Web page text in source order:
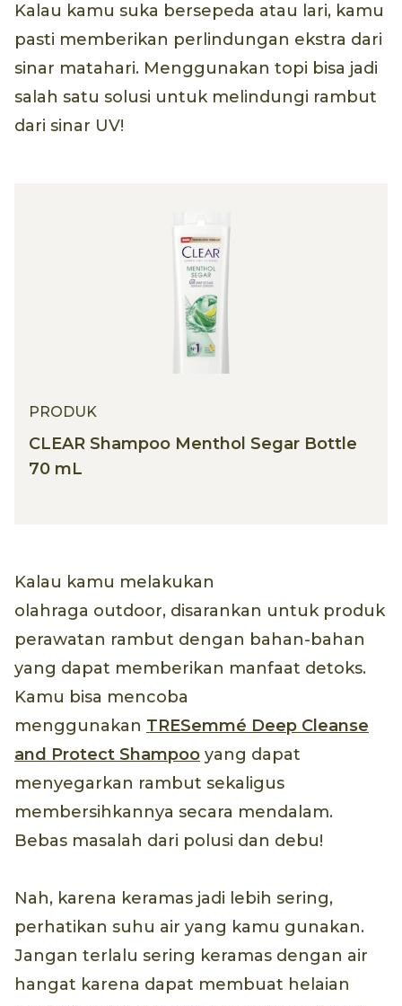
Kalau kamu suka bersepeda atau lari, kamu
pasti memberikan perlindungan ekstra dari
sinar matahari. Menggunakan topi bisa jadi
salah satu solusi untuk melindungi rambut
dari sinar UV!
PRODUK
CLEAR Shampoo Menthol Segar Bottle
70 mL
Kalau kamu melakukan
olahraga outdoor, disarankan untuk produk
perawatan rambut dengan bahan-bahan
yang dapat memberikan manfaat detoks.
Kamu bisa mencoba
menggunakan TRESemmé Deep Cleanse
and Protect Shampoo yang dapat
menyegarkan rambut sekaligus
membersihkannya secara mendalam.
Bebas masalah dari polusi dan debu!
Nah, karena keramas jadi lebih sering,
perhatikan suhu air yang kamu gunakan.
Jangan terlalu sering keramas dengan air
hangat karena dapat membuat helaian